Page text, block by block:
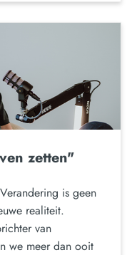
zetten"
is geen
realiteit.
van
we meer dan ooit